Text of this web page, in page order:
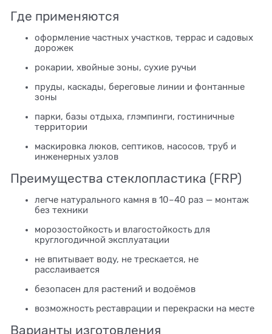
Где применяются
оформление частных участков, террас и садовых
дорожек
рокарии, хвойные зоны, сухие ручьи
пруды, каскады, береговые линии и фонтанные
зоны
парки, базы отдыха, глэмпинги, гостиничные
территории
маскировка люков, септиков, насосов, труб и
инженерных узлов
Преимущества стеклопластика (FRP)
легче натурального камня в 10–40 раз — монтаж
без техники
морозостойкость и влагостойкость для
круглогодичной эксплуатации
не впитывает воду, не трескается, не
расслаивается
безопасен для растений и водоёмов
возможность реставрации и перекраски на месте
Варианты изготовления